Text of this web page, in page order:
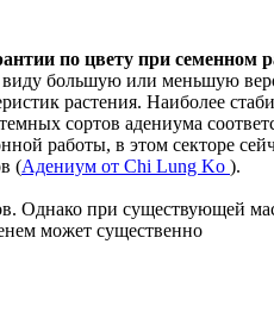
по цвету при семенном
большую или меньшую
растения. Наиболее
сортов адениума
работы, в этом секторе
(Адениум от Chi Lung Ko ).
Однако при существующей
может существенно